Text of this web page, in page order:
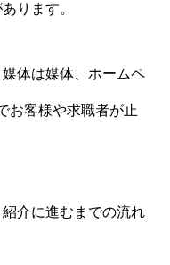
ります。
体は媒体、ホームペ
お客様や求職者が止
介に進むまでの流れ